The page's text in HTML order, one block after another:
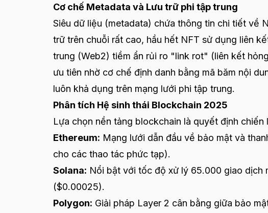
Cơ chế Metadata và Lưu trữ phi tập trung
Siêu dữ liệu (metadata) chứa thông tin chi tiết về
trữ trên chuỗi rất cao, hầu hết NFT sử dụng liên
trung (Web2) tiềm ẩn rủi ro "link rot" (liên kết
ưu tiên nhờ cơ chế định danh bằng mã băm nội
luôn khả dụng trên mạng lưới phi tập trung.
Phân tích Hệ sinh thái Blockchain 2025
Lựa chọn nền tảng blockchain là quyết định
Ethereum: Mạng lưới dẫn đầu về bảo mật và
cho các thao tác phức tạp).
Solana: Nổi bật với tốc độ xử lý 65.000 giao dịch
($0.00025).
Polygon: Giải pháp Layer 2 cân bằng giữa bảo